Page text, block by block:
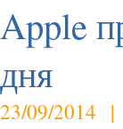
Apple
дня
23/09/2014 |